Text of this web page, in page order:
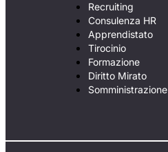
Recruiting
Consulenza HR
Apprendistato
Tirocinio
Formazione
Diritto Mirato
Somministrazione